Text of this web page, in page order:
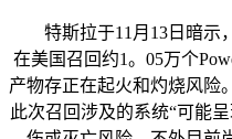
特斯拉于11月13日暗示
在美国召回约1。05万个
产物存正在起火和灼烧风险
此次召回涉及的系统“可能